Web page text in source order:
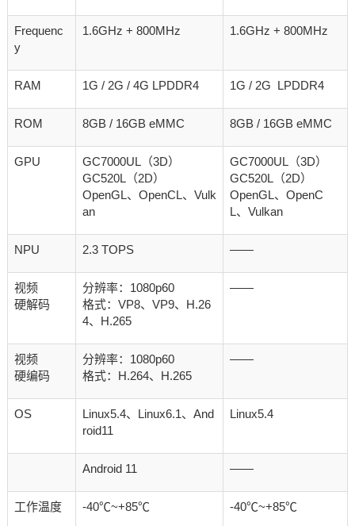
Frequenc
y
1.6GHz + 800MHz 1.6GHz + 800MHz
RAM 1G / 2G / 4G LPDDR4 1G / 2G LPDDR4
ROM 8GB / 16GB eMMC 8GB / 16GB eMMC
GPU
GC7000UL（3D）
GC520L（2D）
OpenGL、OpenCL、Vulk
an
GC7000UL（3D）
GC520L（2D）
OpenGL、OpenC
L、Vulkan
NPU 2.3 TOPS ——
视频
硬解码
分辨率：1080p60
格式：VP8、VP9、H.26
4、H.265
——
视频
硬编码
分辨率：1080p60
格式：H.264、H.265
——
OS
Linux5.4、Linux6.1、And
roid11
Linux5.4
Android 11 ——
工作温度 -40℃~+85℃ -40℃~+85℃